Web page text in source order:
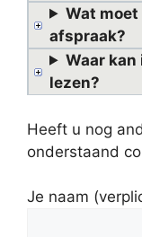
Wat moet
afspraak?
Waar kan
lezen?
Heeft u nog
onderstaand
Je naam